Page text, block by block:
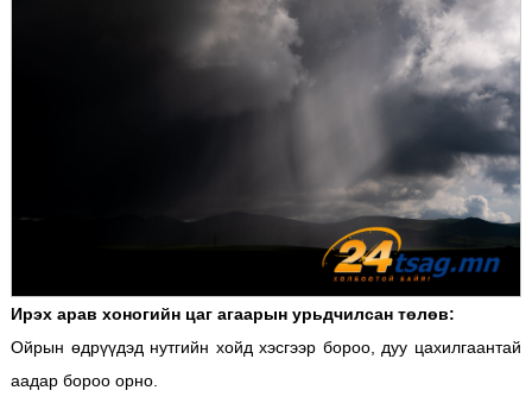
Ирэх арав хоногийн цаг агаарын урьдчилсан төлөв:
Ойрын өдрүүдэд нутгийн хойд хэсгээр бороо, дуу цахилгаантай
аадар бороо орно.